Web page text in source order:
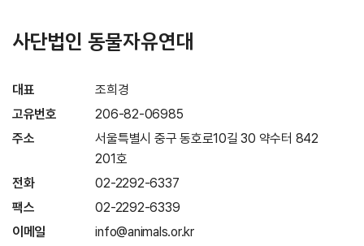
사단법인 동물자유연대
대표
조희경
고유번호
206-82-06985
주소
서울특별시 중구 동호로10길 30 약수터 842
201호
전화
02-2292-6337
팩스
02-2292-6339
이메일
info@animals.or.kr